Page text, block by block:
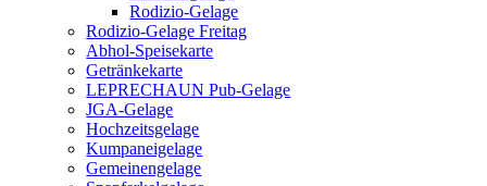
Rodizio-Gelage
Rodizio-Gelage Freitag
Abhol-Speisekarte
Getränkekarte
LEPRECHAUN Pub-Gelage
JGA-Gelage
Hochzeitsgelage
Kumpaneigelage
Gemeinengelage